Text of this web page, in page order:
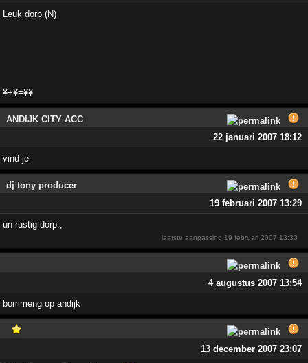
Leuk dorp (N)
¥+¥=¥¥
ANDIJK CITY ACC
22 januari 2007 18:12
vind je
dj tony producer
19 februari 2007 13:29
ún rustig dorp,,
laatste aanpassing 19 februari 2007 13:30
4 augustus 2007 13:54
bommeng op andijk
13 december 2007 23:07